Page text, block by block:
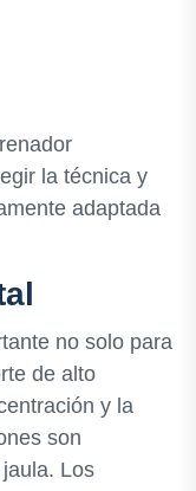
la técnica y
adaptada
no solo para
de alto
y la
son
Los